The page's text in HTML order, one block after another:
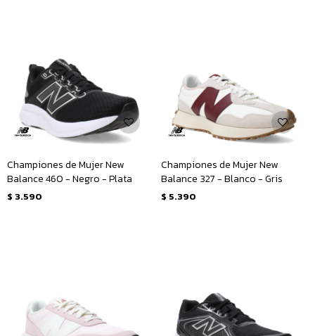
Championes de Mujer New
Balance 460 - Negro - Plata
$ 3.590
Championes de Mujer New
Balance 327 - Blanco - Gris
$ 5.390